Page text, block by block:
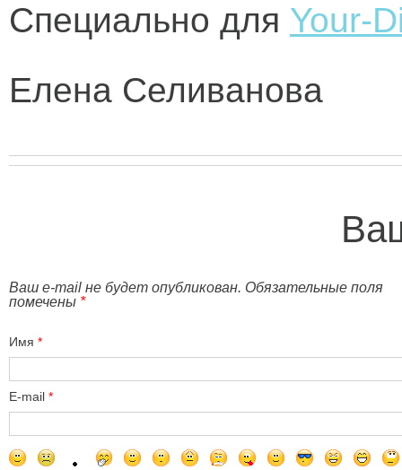
Специально для Your-
Елена Селиванова
Ваш e-mail не будет опубликован. Обязательные поля
помечены *
Имя *
E-mail *